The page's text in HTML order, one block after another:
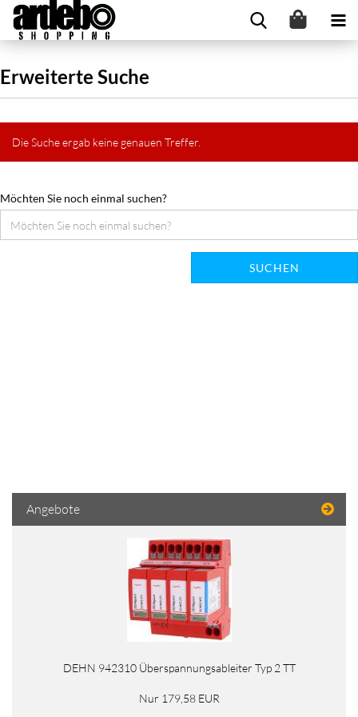
Erweiterte Suche
Die Suche ergab keine genauen Treffer.
Möchten Sie noch einmal suchen?
SUCHEN
Angebote
DEHN 942310 Überspannungsableiter Typ 2 TT
Nur 179,58 EUR